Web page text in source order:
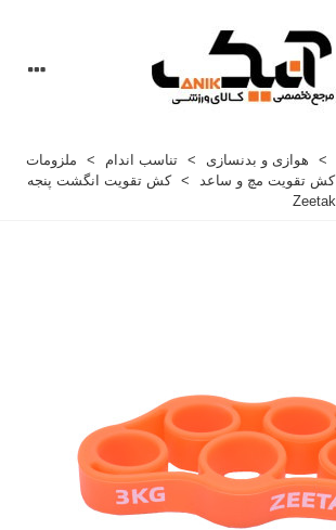
> هوازی و بدنسازی > تناسب اندام >
ملزومات
کش تقویت مچ و ساعد > کش تقویت انگشت پنجه